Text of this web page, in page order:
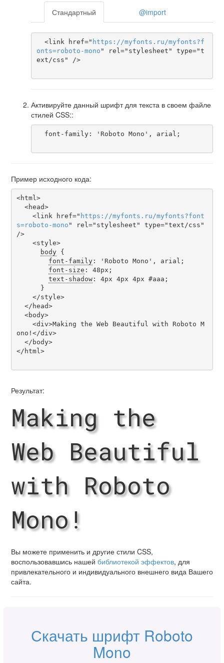
Стандартный @import
  <link href="
https ://myfonts . ru/myfonts?f
onts=roboto-mono " rel="stylesheet" type="t
ext/css" />
Активируйте данный шрифт для текста в своем файле
стилей CSS::
Пример исходного кода:
<html>
    <link href="
https ://myfonts . ru/myfonts?font
s=roboto-mono " rel="stylesheet" type="text/css"
/>
body {
font-family: 'Roboto Mono', arial;
font-size : 48px;
text-shadow: 4px 4px 4px #aaa;
ono!</div>
</html>
Результат:
Making the
Web Beautiful
with Roboto
Mono!
Вы можете применить и другие стили CSS,
воспользовавшись нашей библиотекой эффектов, для
привлекательного и индивидуального внешнего вида Вашего
сайта.
Скачать шрифт Roboto
Mono